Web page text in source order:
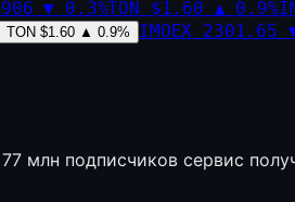
▼ 0.3%TON $1.60 ▲ 0.9%
TON $1.60 ▲ 0.9% IMOEX 2301.65
млн подписчиков сервис